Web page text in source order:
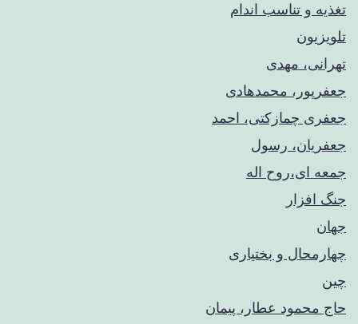
تغذیه و تناسب اندام
تلویزیون
تهرانی، مهدی
جعفرپور، محمدهادی
جعفری چمازکتی، احمد
جعفریان، رسول
جمعه ای،روح اله
جنگ افزار
جهان
چهارمحال و بختیاری
چین
حاج محمود عطار، پیمان